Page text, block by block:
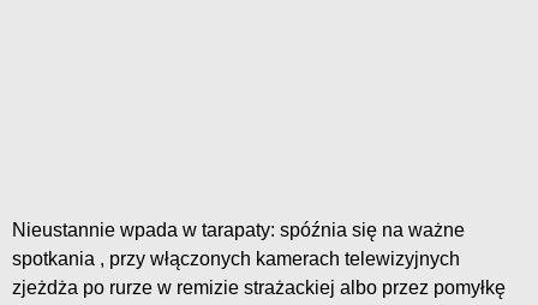
Nieustannie wpada w tarapaty: spóźnia się na ważne
spotkania , przy włączonych kamerach telewizyjnych
zjeżdża po rurze w remizie strażackiej albo przez pomyłkę